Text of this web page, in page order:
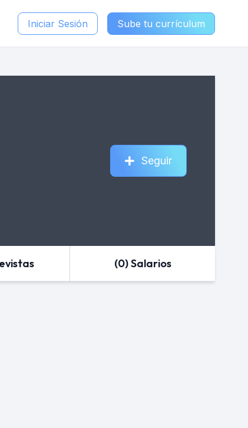
Iniciar Sesión Sube tu currículum
Seguir
(0) Salarios